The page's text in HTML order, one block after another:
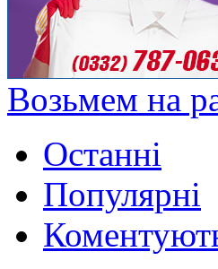
Возьмем на
Останні
Популярні